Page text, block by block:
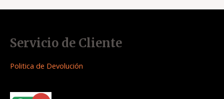
Servicio de Cliente
Politica de Devolución